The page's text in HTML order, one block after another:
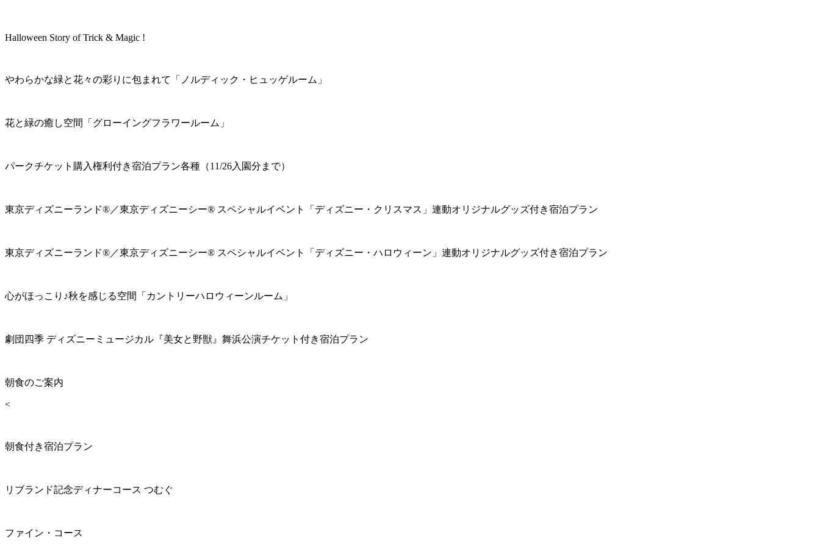
Halloween Story of Trick & Magic !
やわらかな緑と花々の彩りに包まれて「ノルディック・ヒュッゲルーム」
花と緑の癒し空間「グローイングフラワールーム」
パークチケット購入権利付き宿泊プラン各種（11/26入園分まで）
東京ディズニーランド®／東京ディズニーシー® スペシャルイベント「ディズニー・クリスマス」連動オリジナルグッズ付き宿泊プラン
東京ディズニーランド®／東京ディズニーシー® スペシャルイベント「ディズニー・ハロウィーン」連動オリジナルグッズ付き宿泊プラン
心がほっこり♪秋を感じる空間「カントリーハロウィーンルーム」
劇団四季 ディズニーミュージカル『美女と野獣』舞浜公演チケット付き宿泊プラン
朝食のご案内
<
朝食付き宿泊プラン
リブランド記念ディナーコース つむぐ
ファイン・コース